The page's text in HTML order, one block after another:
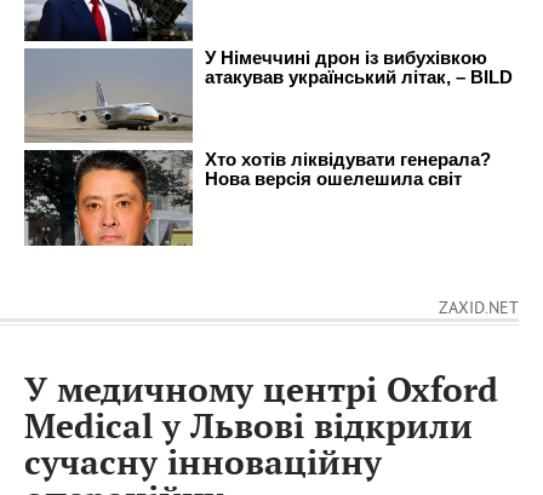
ZAXID.NET
У медичному центрі Oxford
Medical у Львові відкрили
сучасну інноваційну